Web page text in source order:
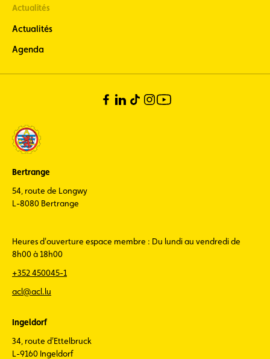
Actualités
Actualités
Agenda
Bertrange
54, route de Longwy
L-8080 Bertrange
Heures d'ouverture espace membre : Du lundi au vendredi de
8h00 à 18h00
+352 450045-1
acl@acl.lu
Ingeldorf
34, route d'Ettelbruck
L-9160 Ingeldorf